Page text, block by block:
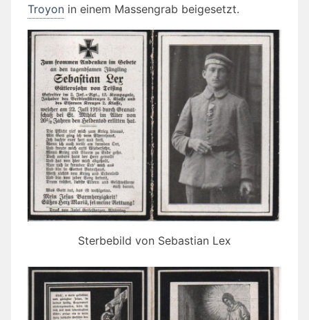
Troyon in einem Massengrab beigesetzt.
Sterbebild von Sebastian Lex